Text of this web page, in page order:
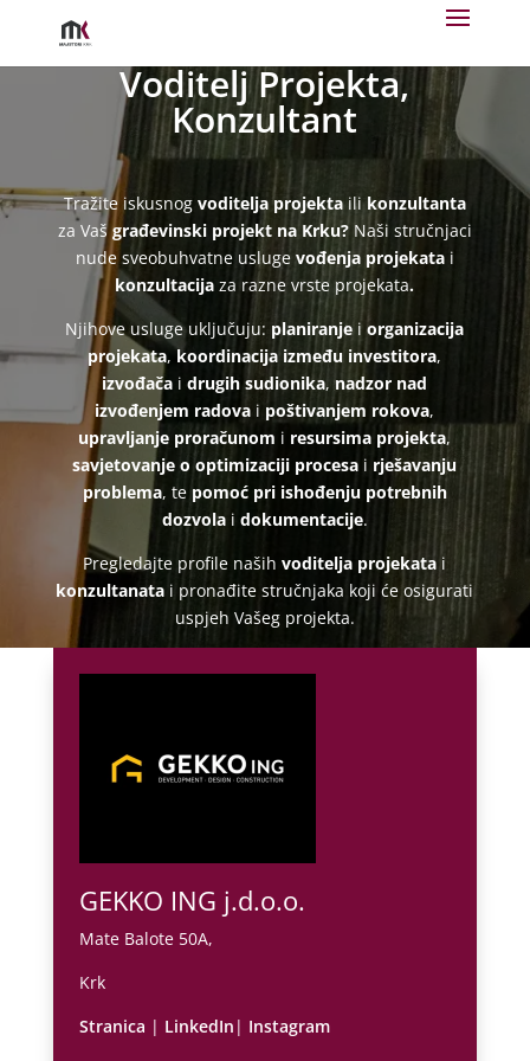
Voditelj Projekta,
Konzultant
Tražite iskusnog voditelja projektailikonzultanta
za Vašgrađevinski projekt na Krku? Naši stručnjaci
nude sveobuhvatne uslugevođenja projekatai
konzultacija za razne vrste projekata.
Njihove usluge uključuju: planiranje iorganizacija
projekata,koordinacija između investitora,
izvođača idrugih sudionika, nadzor nad
izvođenjem radova i poštivanjem rokova,
upravljanje proračunom i resursima projekta,
savjetovanje o optimizaciji procesa i rješavanju
problema, te pomoć pri ishođenju potrebnih
dozvolai dokumentacije.
Pregledajte profile našihvoditelja projekata i
konzultanata i pronađite stručnjaka koji će osigurati
uspjeh Vašeg projekta.
GEKKO ING j.d.o.o.
Mate Balote 50A,
Krk
Stranica | LinkedIn | Instagram